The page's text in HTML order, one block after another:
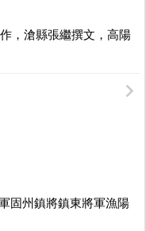
，滄縣張繼撰文，高陽
固州鎮將鎮東將軍漁陽